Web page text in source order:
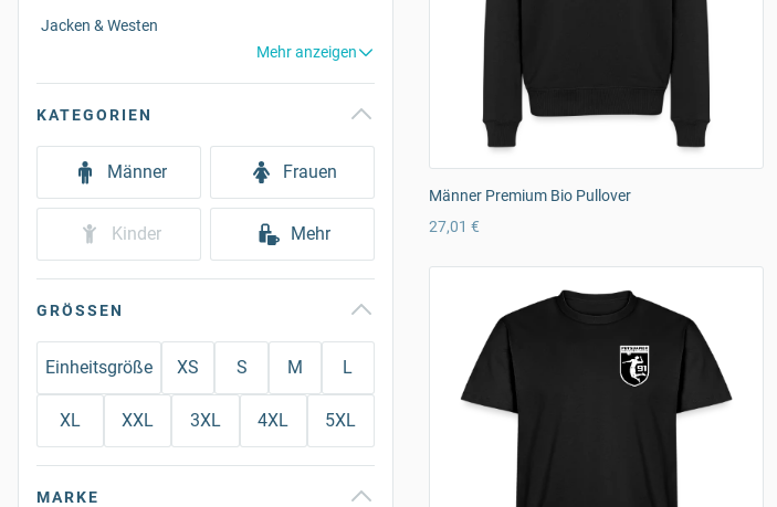
Jacken & Westen
Mehr anzeigen
KATEGORIEN
Männer Frauen
Kinder Mehr
GRÖSSEN
Einheitsgröße XS S M L
XL XXL 3XL 4XL 5XL
MARKE
Männer Premium Bio Pullover
27,01 €